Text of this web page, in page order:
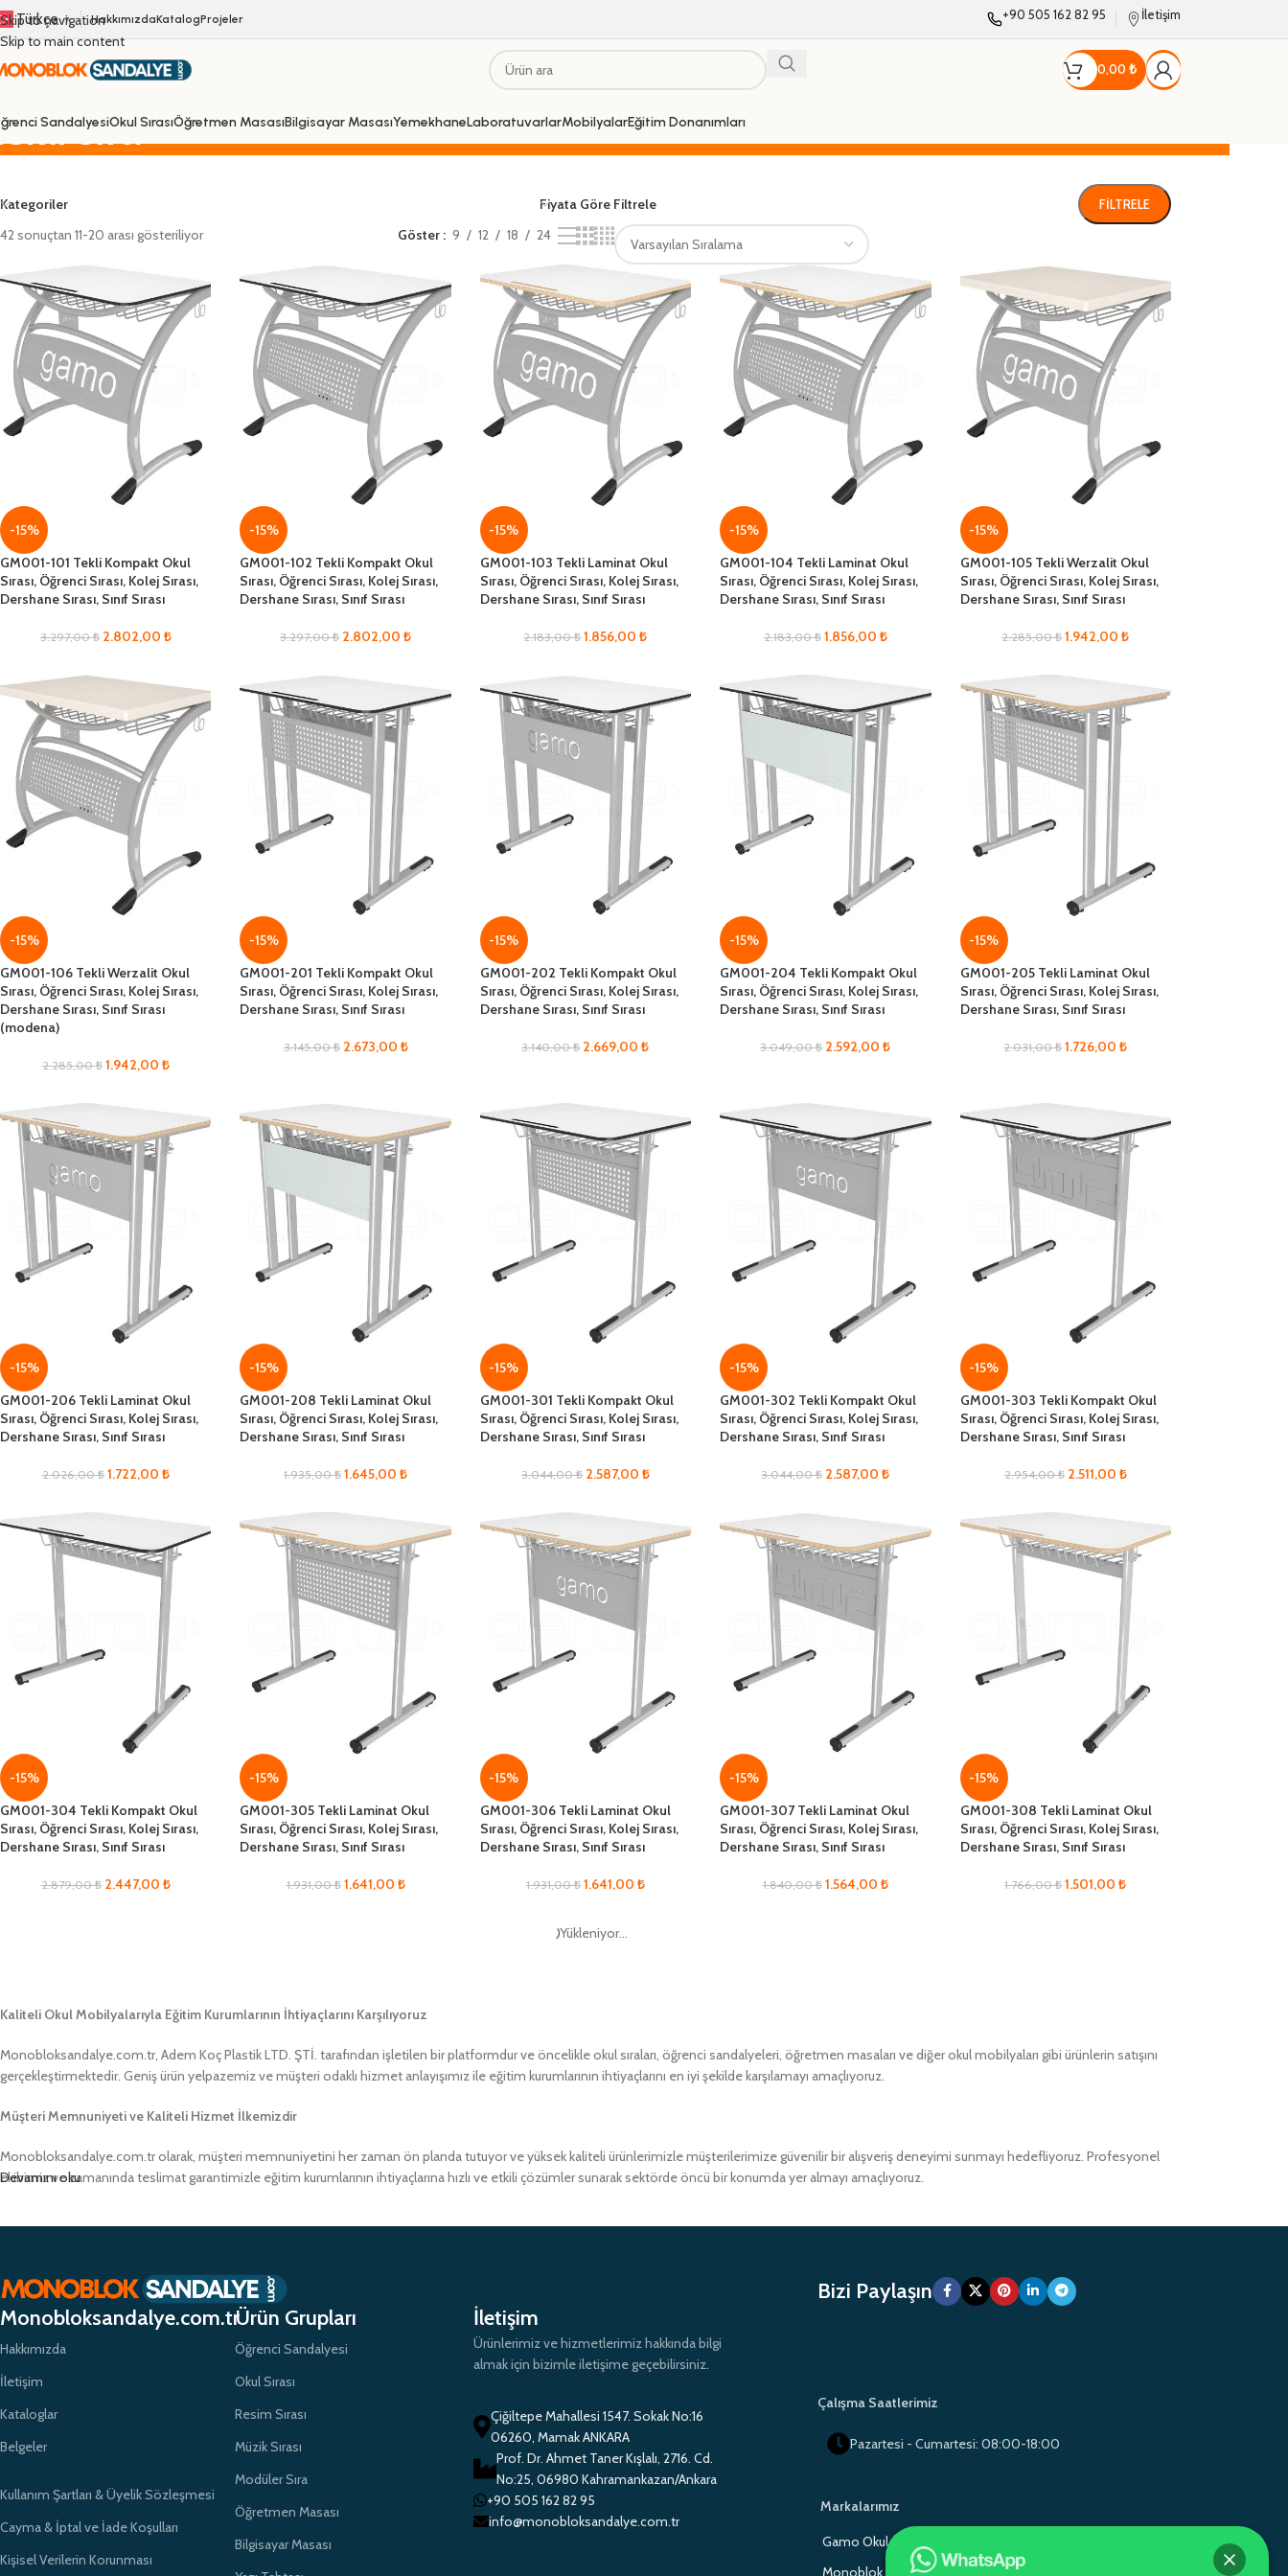
Skip to navigation
Skip to main content
Türkçe ▼ HakkımızdaKatalogProjeler +90 505 162 82 95 İletişim
0,00 ₺
SandalyesiOkul SırasıÖğretmen MasasıBilgisayar MasasıYemekhaneLaboratuvarlarMobilyalarEğitim Donanımları
sıra
Kategoriler Fiyata Göre Filtrele FILTRELE
42 sonuçtan 11-20 arası gösteriliyor Göster 9 12 18 24
-15%
GM001-101 Tekli Kompakt Okul
Sırası, Öğrenci Sırası, Kolej Sırası,
Dershane Sırası, Sınıf Sırası
3.297,00₺ 2.802,00 ₺
-15%
GM001-102 Tekli Kompakt Okul
Sırası, Öğrenci Sırası, Kolej Sırası,
Dershane Sırası, Sınıf Sırası
3.297,00₺ 2.802,00₺
-15%
GM001-103 Tekli Laminat Okul
Sırası, Öğrenci Sırası, Kolej Sırası,
Dershane Sırası, Sınıf Sırası
2.183,00₺ 1.856,00₺
-15%
GM001-104 Tekli Laminat Okul
Sırası, Öğrenci Sırası, Kolej Sırası,
Dershane Sırası, Sınıf Sırası
2.183,00₺ 1.856,00 ₺
-15%
GM001-105 Tekli Werzalit Okul
Sırası, Öğrenci Sırası, Kolej Sırası,
Dershane Sırası, Sınıf Sırası
2.285,00₺ 1.942,00₺
-15%
GM001-106 Tekli Werzalit Okul
Sırası, Öğrenci Sırası, Kolej Sırası,
Dershane Sırası, Sınıf Sırası
(modena)
2.285,00₺ 1.942,00 ₺
-15%
GM001-201 Tekli Kompakt Okul
Sırası, Öğrenci Sırası, Kolej Sırası,
Dershane Sırası, Sınıf Sırası
3.145,00₺ 2.673,00 ₺
-15%
GM001-202 Tekli Kompakt Okul
Sırası, Öğrenci Sırası, Kolej Sırası,
Dershane Sırası, Sınıf Sırası
3.140,00₺ 2.669,00₺
-15%
GM001-204 Tekli Kompakt Okul
Sırası, Öğrenci Sırası, Kolej Sırası,
Dershane Sırası, Sınıf Sırası
3.049,00₺ 2.592,00₺
-15%
GM001-205 Tekli Laminat Okul
Sırası, Öğrenci Sırası, Kolej Sırası,
Dershane Sırası, Sınıf Sırası
2.031,00₺ 1.726,00₺
-15%
GM001-206 Tekli Laminat Okul
Sırası, Öğrenci Sırası, Kolej Sırası,
Dershane Sırası, Sınıf Sırası
2.026,00₺ 1.722,00 ₺
-15%
GM001-208 Tekli Laminat Okul
Sırası, Öğrenci Sırası, Kolej Sırası,
Dershane Sırası, Sınıf Sırası
1.935,00₺ 1.645,00₺
-15%
GM001-301 Tekli Kompakt Okul
Sırası, Öğrenci Sırası, Kolej Sırası,
Dershane Sırası, Sınıf Sırası
3.044,00₺ 2.587,00 ₺
-15%
GM001-302 Tekli Kompakt Okul
Sırası, Öğrenci Sırası, Kolej Sırası,
Dershane Sırası, Sınıf Sırası
3.044,00₺ 2.587,00₺
-15%
GM001-303 Tekli Kompakt Okul
Sırası, Öğrenci Sırası, Kolej Sırası,
Dershane Sırası, Sınıf Sırası
2.954,00₺ 2.511,00 ₺
-15%
GM001-304 Tekli Kompakt Okul
Sırası, Öğrenci Sırası, Kolej Sırası,
Dershane Sırası, Sınıf Sırası
2.879,00₺ 2.447,00 ₺
-15%
GM001-305 Tekli Laminat Okul
Sırası, Öğrenci Sırası, Kolej Sırası,
Dershane Sırası, Sınıf Sırası
1.931,00₺ 1.641,00 ₺
-15%
GM001-306 Tekli Laminat Okul
Sırası, Öğrenci Sırası, Kolej Sırası,
Dershane Sırası, Sınıf Sırası
1.931,00₺ 1.641,00 ₺
-15%
GM001-307 Tekli Laminat Okul
Sırası, Öğrenci Sırası, Kolej Sırası,
Dershane Sırası, Sınıf Sırası
1.840,00₺ 1.564,00 ₺
-15%
GM001-308 Tekli Laminat Okul
Sırası, Öğrenci Sırası, Kolej Sırası,
Dershane Sırası, Sınıf Sırası
1.766,00₺ 1.501,00₺
Yükleniyor...
Kaliteli Okul Mobilyalarıyla Eğitim Kurumlarının İhtiyaçlarını Karşılıyoruz
Monobloksandalye.com.tr, Adem Koç Plastik LTD. ŞTİ. tarafından işletilen bir platformdur ve öncelikle okul sıraları, öğrenci sandalyeleri, öğretmen masaları ve diğer okul mobilyaları gibi ürünlerin satışını
gerçekleştirmektedir. Geniş ürün yelpazemiz ve müşteri odaklı hizmet anlayışımız ile eğitim kurumlarının ihtiyaçlarını en iyi şekilde karşılamayı amaçlıyoruz.
Müşteri Memnuniyeti ve Kaliteli Hizmet İlkemizdir
Monobloksandalye.com.tr olarak, müşteri memnuniyetini her zaman ön planda tutuyor ve yüksek kaliteli ürünlerimizle müşterilerimize güvenilir bir alışveriş deneyimi sunmayı hedefliyoruz. Profesyonel
ekibimiz ve zamanında teslimat garantimizle eğitim kurumlarının ihtiyaçlarına hızlı ve etkili çözümler sunarak sektörde öncü bir konumda yer almayı amaçlıyoruz.
Devamını oku
Monobloksandalye.com.tr
Hakkımızda
İletişim
Kataloglar
Belgeler
Kullanım Şartları & Üyelik Sözleşmesi
Cayma & İptal ve İade Koşulları
Kişisel Verilerin Korunması
Ürün Grupları
Öğrenci Sandalyesi
Okul Sırası
Resim Sırası
Müzik Sırası
Modüler Sıra
Öğretmen Masası
Bilgisayar Masası
İletişim
Çiğiltepe Mahallesi 1547. Sokak No:16
06260, Mamak ANKARA
Prof. Dr. Ahmet Taner Kışlalı, 2716. Cd.
No:25, 06980 Kahramankazan/Ankara
+90 505 162 82 95
Ürünlerimiz ve hizmetlerimiz hakkında bilgi
almak için bizimle iletişime geçebilirsiniz.
info@monobloksandalye.com.tr
Bizi Paylaşın
Çalışma Saatlerimiz
Pazartesi - Cumartesi: 08:00-18:00
Markalarımız
Gamo Okul Mobilyaları
Monoblok Sandalye
Monoblok Sandalye